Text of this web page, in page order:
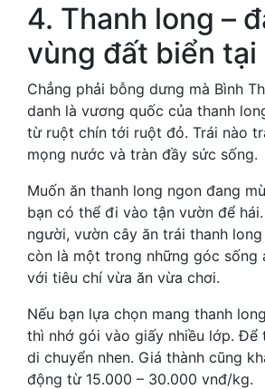
4. Thanh long –
vùng đất biển tại
Chẳng phải bỗng dưng mà Bình
danh là vương quốc của thanh
từ ruột chín tới ruột đỏ. Trái nào
mọng nước và tràn đầy sức sống.
Muốn ăn thanh long ngon đang
bạn có thể đi vào tận vườn để
người, vườn cây ăn trái thanh
còn là một trong những góc sống
với tiêu chí vừa ăn vừa chơi.
Nếu bạn lựa chọn mang thanh
thì nhớ gói vào giấy nhiều lớp. Để
di chuyển nhen. Giá thành cũng
động từ 15.000 – 30.000 vnđ/kg.